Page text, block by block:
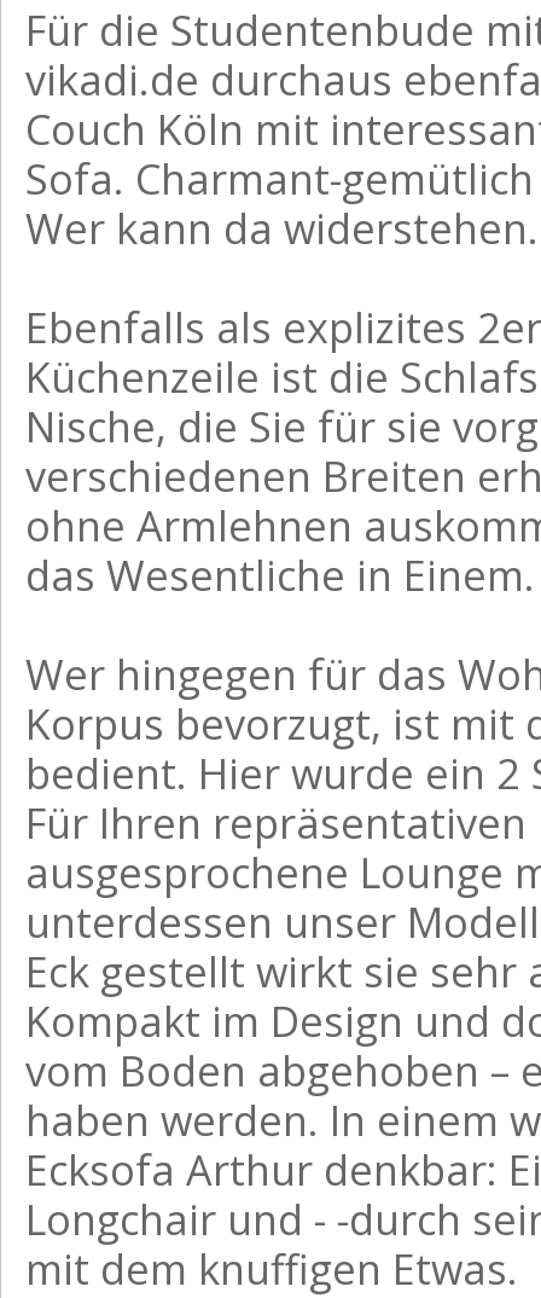
Für die Studentenbude
vikadi.de durchaus
Couch Köln mit
Sofa. Charmant-
Wer kann da widerstehen.
Ebenfalls als explizites
Küchenzeile ist die
Nische, die Sie für sie
verschiedenen Breiten
ohne Armlehnen
das Wesentliche in Einem.
Wer hingegen für das
Korpus bevorzugt, ist mit
bedient. Hier wurde ein 2
Für Ihren
ausgesprochene Lounge
unterdessen unser
Eck gestellt wirkt sie
Kompakt im Design und
vom Boden abgehoben –
haben werden. In einem
Ecksofa Arthur denkbar:
Longchair und - -durch
mit dem knuffigen Etwas.